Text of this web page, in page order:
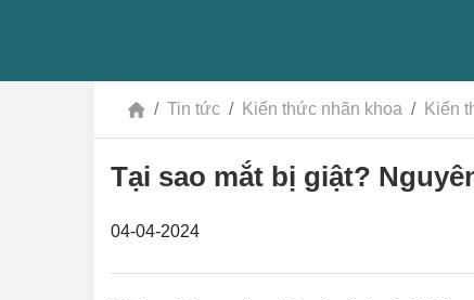
Tin tức Kiến thức nhãn khoa Kiến
Tại sao mắt bị giật?
04-04-2024